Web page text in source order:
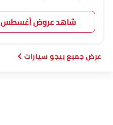
شاهد عروض أغسطس
بيجو سيارات